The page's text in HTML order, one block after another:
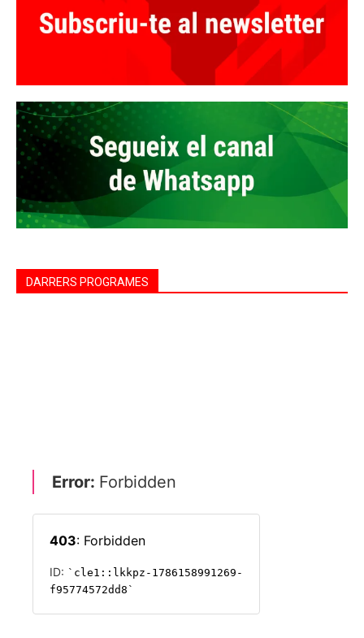
DARRERS PROGRAMES